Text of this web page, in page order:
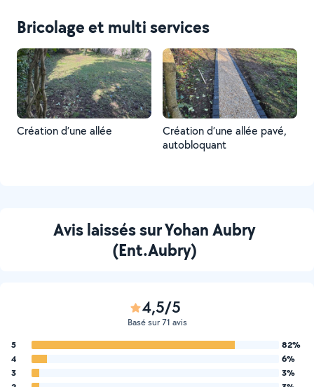
Bricolage et multi services
Création d’une allée
Création d’une allée pavé,
autobloquant
Avis laissés sur Yohan Aubry
(Ent.Aubry)
4,5/5
Basé sur 71 avis
5
82%
4
6%
3
3%